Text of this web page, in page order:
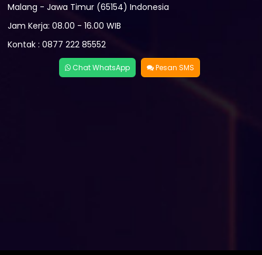
Malang - Jawa Timur (65154) Indonesia
Jam Kerja: 08.00 - 16.00 WIB
Kontak : 0877 222 85552
Chat WhatsApp Pesan SMS